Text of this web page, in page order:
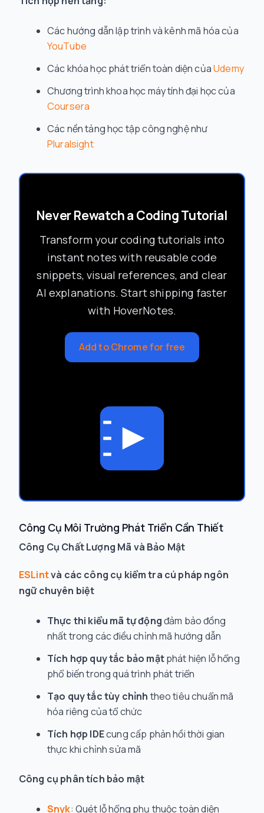
Các hướng dẫn lập trình và kênh mã hóa của
YouTube
Các khóa học phát triển toàn diện củaUdemy
Chương trình khoa học máy tính đại học của
Coursera
Các nền tảng học tập công nghệ như
Pluralsight
Never Rewatch a Coding Tutorial
Transform your coding tutorials into
instant notes with reusable code
snippets, visual references, and clear
AI explanations. Start shipping faster
with HoverNotes.
Add to Chrome for free
Công Cụ Môi Trường Phát Triển Cần Thiết
Công Cụ Chất Lượng Mã và Bảo Mật
ESLintvà các công cụ kiểm tra cú pháp ngôn
ngữ chuyên biệt
Thực thi kiểu mã tự độngđảm bảo đồng
nhất trong các điều chỉnh mã hướng dẫn
Tích hợp quy tắc bảo mậtphát hiện lỗ hổng
phổ biến trong quá trình phát triển
Tạo quy tắc tùy chỉnh theo tiêu chuẩn mã
hóa riêng của tổ chức
Tích hợp IDEcung cấp phản hồi thời gian
thực khi chỉnh sửa mã
Công cụ phân tích bảo mật
Snyk: Quét lỗ hổng phụ thuộc toàn diện